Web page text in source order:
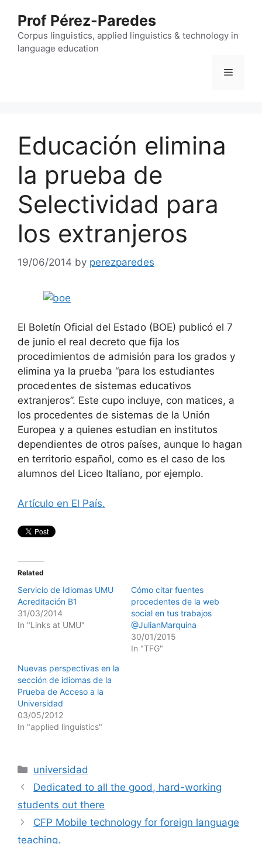
content
Prof Pérez-Paredes
Corpus linguistics, applied linguistics & technology in
language education
Menu
Educación elimina
la prueba de
Selectividad para
los extranjeros
19/06/2014 by perezparedes
El Boletín Oficial del Estado (BOE) publicó el 7
de junio el real decreto que fija los
procedimientos de admisión para los grados y
elimina ya la prueba “para los estudiantes
procedentes de sistemas educativos
extranjeros”. Este cupo incluye, con matices, a
los procedentes de sistemas de la Unión
Europea y a quienes estudian en institutos
dependientes de otros países, aunque lo hagan
en territorio español, como es el caso de los
alumnos del Liceo Italiano, por ejemplo.
Artículo en El País.
Related
Servicio de Idiomas UMU
Acreditación B1
31/03/2014
In "Links at UMU"
Cómo citar fuentes
procedentes de la web
social en tus trabajos
@JulianMarquina
30/01/2015
In "TFG"
Nuevas perspectivas en la
sección de idiomas de la
Prueba de Acceso a la
Universidad
03/05/2012
In "applied linguistics"
Categories
universidad
Dedicated to all the good, hard-working
students out there
CFP Mobile technology for foreign language
teaching.